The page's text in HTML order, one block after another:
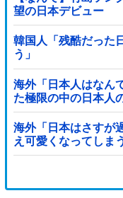
望の日本デビュー
韓国人「残酷だった
う」
海外「日本人はなん
た極限の中の日本人
海外「日本はさすが
え可愛くなってしま